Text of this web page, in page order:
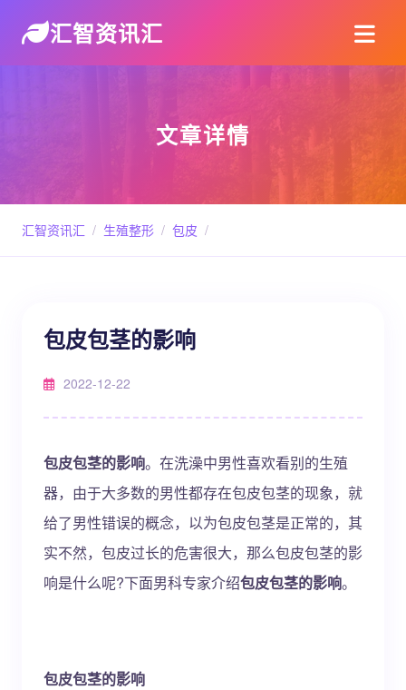
汇智资讯汇
文章详情
汇智资讯汇 / 生殖整形 / 包皮 /
包皮包茎的影响
2022-12-22
包皮包茎的影响。在洗澡中男性喜欢看别的生殖
器，由于大多数的男性都存在包皮包茎的现象，就
给了男性错误的概念，以为包皮包茎是正常的，其
实不然，包皮过长的危害很大，那么包皮包茎的影
响是什么呢?下面男科专家介绍包皮包茎的影响。
包皮包茎的影响